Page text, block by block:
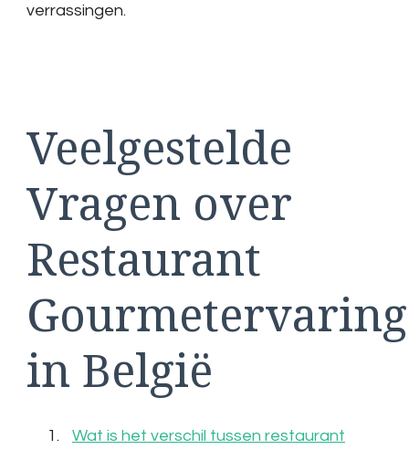
verrassingen.
Veelgestelde
Vragen over
Restaurant
in België
Wat is het verschil tussen restaurant